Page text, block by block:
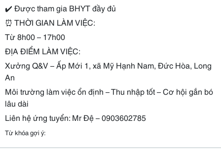
✔️ Được tham gia BHYT đầy đủ
⏰ THỜI GIAN LÀM VIỆC:
Từ 8h00 – 17h00
ĐỊA ĐIỂM LÀM VIỆC:
Xưởng Q&V – Ấp Mới 1, xã Mỹ Hạnh Nam, Đức Hòa, Long
An
Môi trường làm việc ổn định – Thu nhập tốt – Cơ hội gắn bó
lâu dài
Liên hệ ứng tuyển: Mr Đệ – 0903602785
Từ khóa gợi ý: